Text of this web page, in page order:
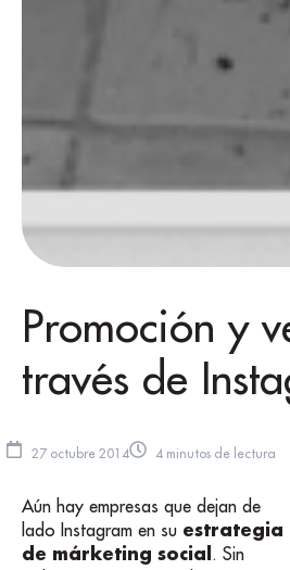
Promoción y
través de
27 octubre 2014 4 minutos de lectura
Aún hay empresas que dejan de
lado Instagram en su estrategia
de márketing social . Sin